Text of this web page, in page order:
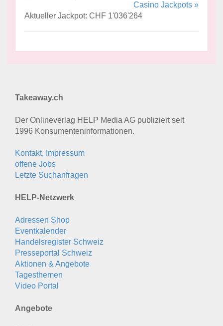
Casino Jackpots »
Aktueller Jackpot: CHF 1'036'264
Takeaway.ch
Der Onlineverlag HELP Media AG publiziert seit
1996 Konsumenten­informationen.
Kontakt, Impressum
offene Jobs
Letzte Suchanfragen
HELP-Netzwerk
Adressen Shop
Eventkalender
Handelsregister Schweiz
Presseportal Schweiz
Aktionen & Angebote
Tagesthemen
Video Portal
Angebote